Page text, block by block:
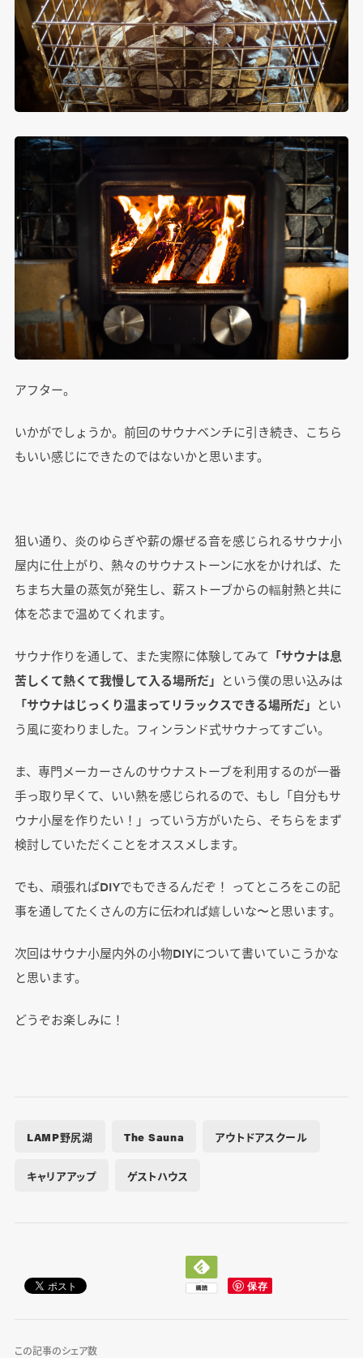
アフター。
いかがでしょうか。前回のサウナベンチに引き続き、こちら
もいい感じにできたのではないかと思います。
狙い通り、炎のゆらぎや薪の爆ぜる音を感じられるサウナ小
屋内に仕上がり、熱々のサウナストーンに水をかければ、た
ちまち大量の蒸気が発生し、薪ストーブからの輻射熱と共に
体を芯まで温めてくれます。
サウナ作りを通して、また実際に体験してみて 「サウナは息
苦しくて熱くて我慢して入る場所だ」 という僕の思い込みは
「サウナはじっくり温まってリラックスできる場所だ」 とい
う風に変わりました。フィンランド式サウナってすごい。
ま、専門メーカーさんのサウナストーブを利用するのが一番
手っ取り早くて、いい熱を感じられるので、もし「自分もサ
ウナ小屋を作りたい！」っていう方がいたら、そちらをまず
検討していただくことをオススメします。
でも、頑張ればDIYでもできるんだぞ！ ってところをこの記
事を通してたくさんの方に伝われば嬉しいな〜と思います。
次回はサウナ小屋内外の小物DIYについて書いていこうかな
と思います。
どうぞお楽しみに！
LAMP野尻湖 The Sauna アウトドアスクール
キャリアアップ ゲストハウス
この記事のシェア数